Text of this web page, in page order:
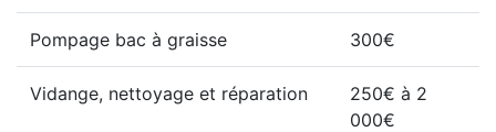
Pompage bac à graisse 300€
Vidange, nettoyage et réparation
250€ à 2
000€